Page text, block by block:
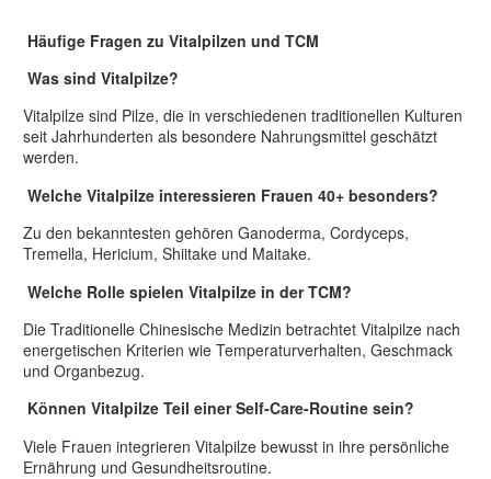
Häufige Fragen zu Vitalpilzen und TCM
Was sind Vitalpilze?
Vitalpilze sind Pilze, die in verschiedenen traditionellen Kulturen
seit Jahrhunderten als besondere Nahrungsmittel geschätzt
werden.
Welche Vitalpilze interessieren Frauen 40+ besonders?
Zu den bekanntesten gehören Ganoderma, Cordyceps,
Tremella, Hericium, Shiitake und Maitake.
Welche Rolle spielen Vitalpilze in der TCM?
Die Traditionelle Chinesische Medizin betrachtet Vitalpilze nach
energetischen Kriterien wie Temperaturverhalten, Geschmack
und Organbezug.
Können Vitalpilze Teil einer Self-Care-Routine sein?
Viele Frauen integrieren Vitalpilze bewusst in ihre persönliche
Ernährung und Gesundheitsroutine.